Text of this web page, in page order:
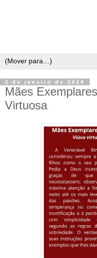
2 de janeiro de 2024
Mães
Virtuosa